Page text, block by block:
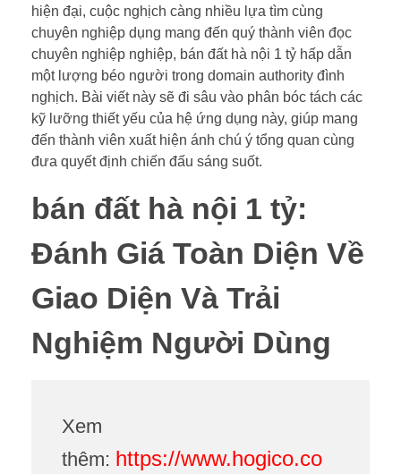
hiện đại, cuộc nghịch càng nhiều lựa tìm cùng
chuyên nghiệp dụng mang đến quý thành viên đọc
chuyên nghiệp nghiệp, bán đất hà nội 1 tỷ hấp dẫn
một lượng béo người trong domain authority đình
nghịch. Bài viết này sẽ đi sâu vào phân bóc tách các
kỹ lưỡng thiết yếu của hệ ứng dụng này, giúp mang
đến thành viên xuất hiện ánh chú ý tổng quan cùng
đưa quyết định chiến đấu sáng suốt.
bán đất hà nội 1 tỷ:
Đánh Giá Toàn Diện Về
Giao Diện Và Trải
Nghiệm Người Dùng
Xem
thêm: https://www.hogico.co